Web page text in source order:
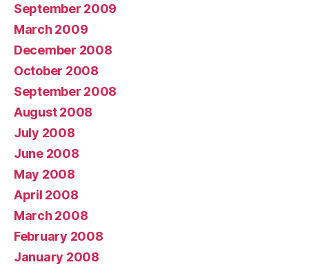
September 2009
March 2009
December 2008
October 2008
September 2008
August 2008
July 2008
June 2008
May 2008
April 2008
March 2008
February 2008
January 2008